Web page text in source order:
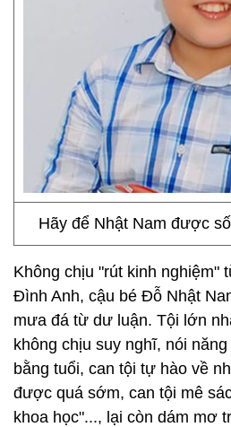
Hãy để Nhật Nam được
Không chịu "rút kinh
Đình Anh, cậu bé Đỗ Nhật
mưa đá từ dư luận. Tội lớn
không chịu suy nghĩ, nói
bằng tuổi, can tội tự hào về
được quá sớm, can tội mê
khoa học"..., lại còn dám mơ